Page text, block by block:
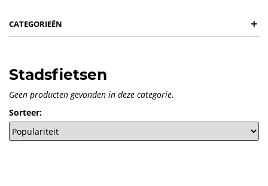
CATEGORIEËN +
Stadsfietsen
Geen producten gevonden in deze categorie.
Sorteer: